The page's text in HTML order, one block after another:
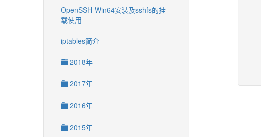
OpenSSH-Win64安装及sshfs的挂
载使用
iptables简介
2018年
2017年
2016年
2015年